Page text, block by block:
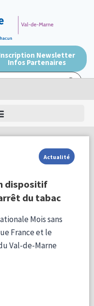
Newsletter
Infos Partenaires
Actualité
dispositif
du tabac
Mois sans
France et le
Val-de-Marne